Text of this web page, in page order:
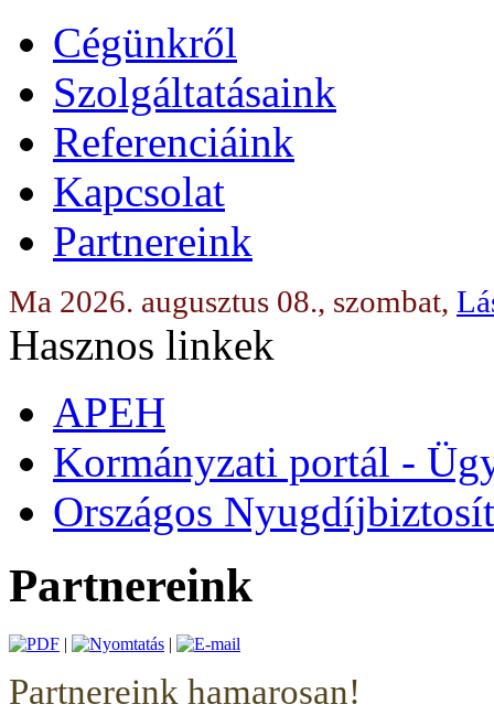
Cégünkről
Szolgáltatásaink
Referenciáink
Kapcsolat
Partnereink
Ma 2026. augusztus 08., szombat,
Hasznos linkek
APEH
Kormányzati portál -
Országos
Partnereink
| |
Partnereink hamarosan!